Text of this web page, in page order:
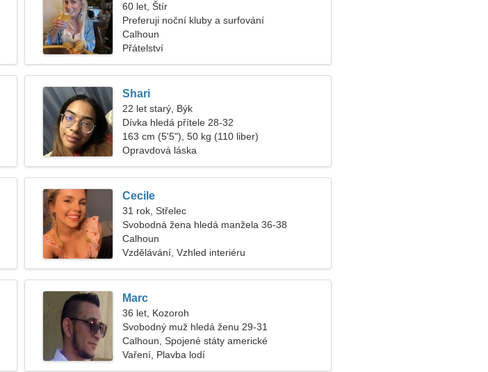
60 let, Štír
Preferuji noční kluby a surfování
Calhoun
Přátelství
Shari
22 let starý, Býk
Dívka hledá přítele 28-32
163 cm (5'5"), 50 kg (110 liber)
Opravdová láska
Cecile
31 rok, Střelec
Svobodná žena hledá manžela 36-38
Calhoun
Vzdělávání, Vzhled interiéru
Marc
36 let, Kozoroh
Svobodný muž hledá ženu 29-31
Calhoun, Spojené státy americké
Vaření, Plavba lodí